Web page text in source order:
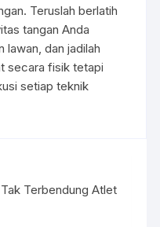
Teruslah berlatih
tangan Anda
lawan, dan jadilah
secara fisik tetapi
setiap teknik
Terbendung Atlet